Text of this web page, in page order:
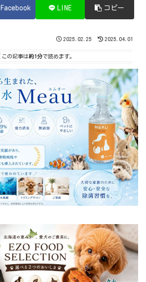
Facebook LINE コピー
2025.02.25 2025.04.01
この記事は約1分で読めます。